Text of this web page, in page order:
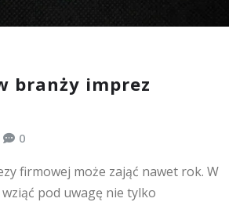
branży imprez
0
firmowej może zająć nawet rok. W
pod uwagę nie tylko